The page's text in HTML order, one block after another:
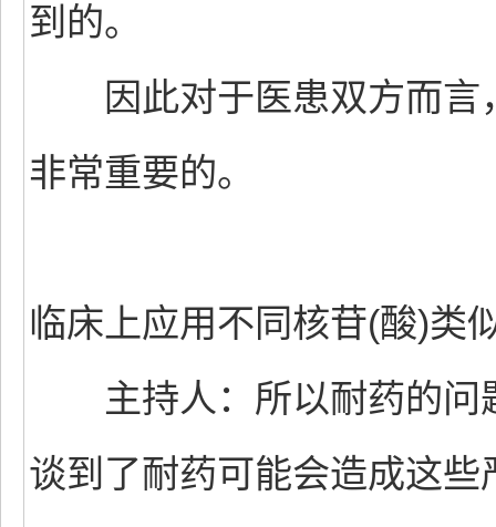
到的。
因此对于医患双方而言
非常重要的。
临床上应用不同核苷(酸)类
主持人：所以耐药的问
谈到了耐药可能会造成这